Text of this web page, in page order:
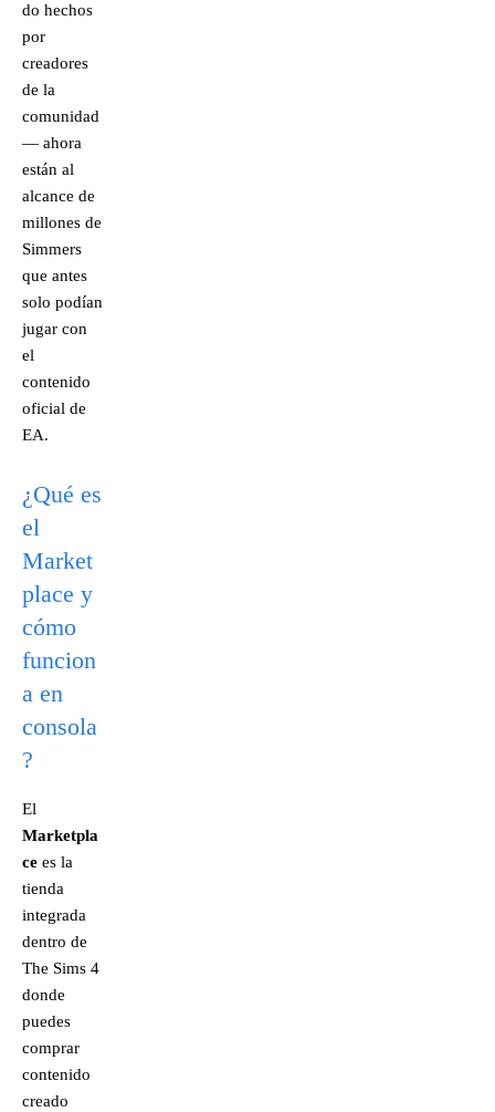
do hechos
por
creadores
de la
comunidad
— ahora
están al
alcance de
millones de
Simmers
que antes
solo podían
jugar con
el
contenido
oficial de
EA.
¿Qué es
el
Market
place y
cómo
funcion
a en
consola
?
El
Marketpla
ce es la
tienda
integrada
dentro de
The Sims 4
donde
puedes
comprar
contenido
creado